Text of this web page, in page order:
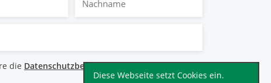
Diese Webseite setzt Cookies ein.
die Datenschutzbestimmungen.*